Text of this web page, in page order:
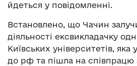
йдеться у повідомленні.
Встановлено, що Чачин
діяльності ексвикладачку
Київських університетів, яка
до рф та пішла на співпрацю